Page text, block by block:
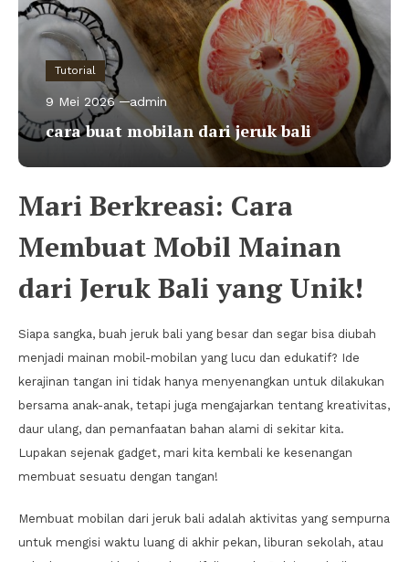
Tutorial
9 Mei 2026 admin
cara buat mobilan dari jeruk bali
Mari Berkreasi: Cara
Membuat Mobil Mainan
dari Jeruk Bali yang Unik!
Siapa sangka, buah jeruk bali yang besar dan segar bisa diubah
menjadi mainan mobil-mobilan yang lucu dan edukatif? Ide
kerajinan tangan ini tidak hanya menyenangkan untuk dilakukan
bersama anak-anak, tetapi juga mengajarkan tentang kreativitas,
daur ulang, dan pemanfaatan bahan alami di sekitar kita.
Lupakan sejenak gadget, mari kita kembali ke kesenangan
membuat sesuatu dengan tangan!
Membuat mobilan dari jeruk bali adalah aktivitas yang sempurna
untuk mengisi waktu luang di akhir pekan, liburan sekolah, atau